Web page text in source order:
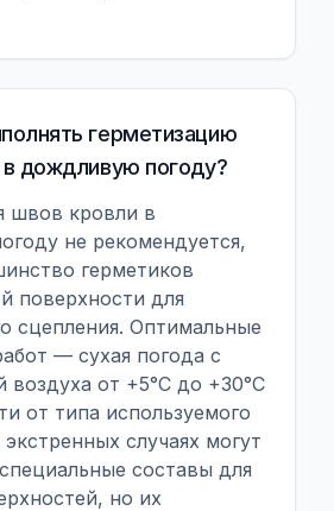
герметизацию
дождливую погоду?
швов кровли в
не рекомендуется,
герметиков
поверхности для
сцепления. Оптимальные
— сухая погода с
воздуха от +5°C до +30°C
от типа используемого
случаях могут
составы для
но их